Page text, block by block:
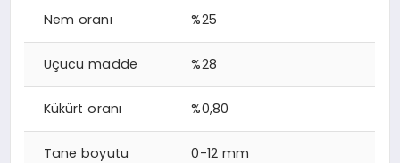
Nem oranı %25
Uçucu madde %28
Kükürt oranı %0,80
Tane boyutu 0-12 mm